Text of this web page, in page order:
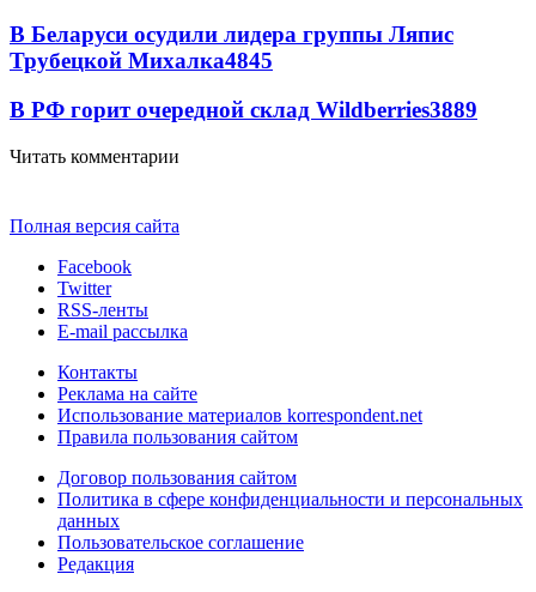
В Беларуси осудили лидера группы Ляпис
Трубецкой Михалка4845
В РФ горит очередной склад Wildberries3889
Читать комментарии
Полная версия сайта
Facebook
Twitter
RSS-ленты
E-mail рассылка
Контакты
Реклама на сайте
Использование материалов korrespondent.net
Правила пользования сайтом
Договор пользования сайтом
Политика в сфере конфиденциальности и персональных
данных
Пользовательское соглашение
Редакция